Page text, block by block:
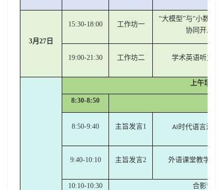
3月27日
15:30-18:00 工作坊一
“大模型”与“小数据
协同开发模
19:00-21:30 工作坊二 学术英语听力测
上午场
8:30-8:50
8:50-9:40 主旨发言1 AI 时代语言测评
9:40-10:10 主旨发言2 外语课堂教学
10:10-10:30 合影留念